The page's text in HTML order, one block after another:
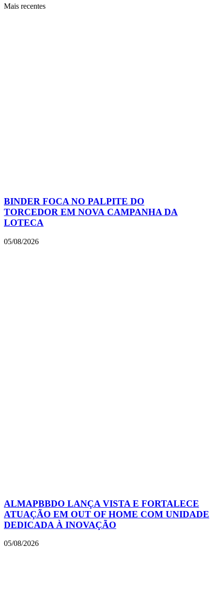
Mais recentes
BINDER FOCA NO PALPITE DO
TORCEDOR EM NOVA CAMPANHA DA
LOTECA
05/08/2026
ALMAPBBDO LANÇA VISTA E FORTALECE
ATUAÇÃO EM OUT OF HOME COM UNIDADE
DEDICADA À INOVAÇÃO
05/08/2026